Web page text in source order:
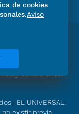
Publicidad
| EL UNIVERSAL,
no existir previa
de cookies
Aviso